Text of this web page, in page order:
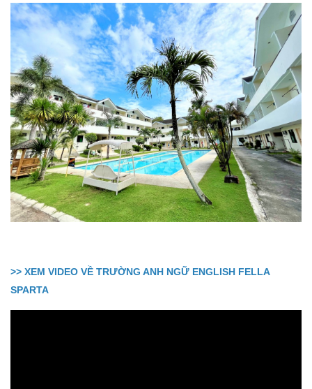
>> XEM VIDEO VỀ TRƯỜNG ANH NGỮ ENGLISH FELLA
SPARTA